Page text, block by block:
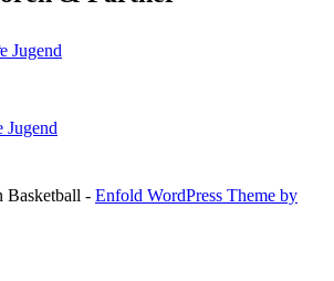
Jugend
Jugend
Basketball - Enfold WordPress Theme by